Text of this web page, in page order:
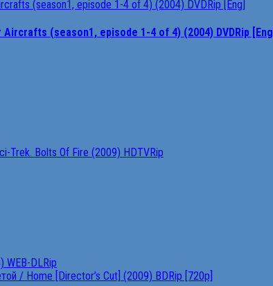
(season1, episode 1-4 of 4) (2004) DVDRip [Eng]
Trek. Bolts Of Fire (2009) HDTVRip
WEB-DLRip
/ Home [Director’s Cut] (2009) BDRip [720p]